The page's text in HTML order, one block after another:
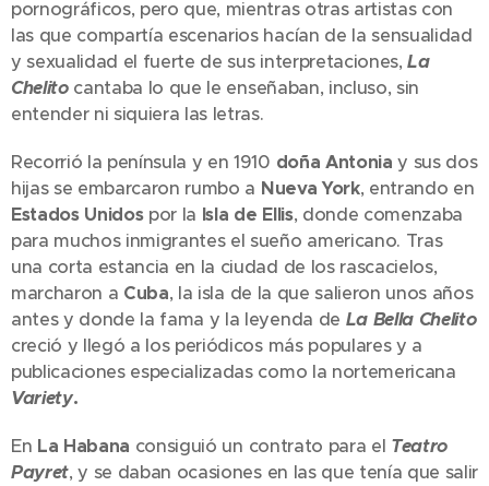
pornográficos, pero que, mientras otras artistas con
las que compartía escenarios hacían de la sensualidad
y sexualidad el fuerte de sus interpretaciones,La
Chelitocantaba lo que le enseñaban, incluso, sin
entender ni siquiera las letras.
Recorrió la península y en 1910 doña Antonia y sus dos
hijas se embarcaron rumbo a Nueva York, entrando en
Estados Unidospor la Isla de Ellis, donde comenzaba
para muchos inmigrantes el sueño americano. Tras
una corta estancia en la ciudad de los rascacielos,
marcharon a Cuba, la isla de la que salieron unos años
antes y donde la fama y la leyenda de La Bella Chelito
creció y llegó a los periódicos más populares y a
publicaciones especializadas como la nortemericana
Variety.
En La Habana consiguió un contrato para el Teatro
Payret, y se daban ocasiones en las que tenía que salir